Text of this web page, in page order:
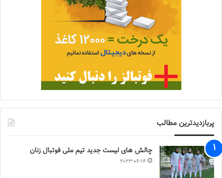
پربازدیدترین مطالب
چالش هاى ليست جدید تيم ملى فوتبال زنان
2023-06-14